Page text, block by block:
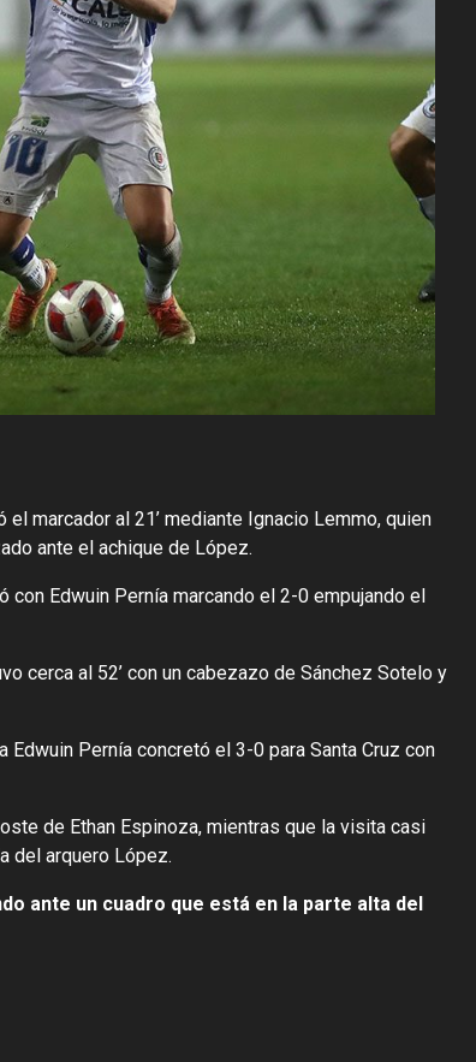
marcador al 21’ mediante Ignacio Lemmo, quien
ante el achique de López.
Edwuin Pernía marcando el 2-0 empujando el
cerca al 52’ con un cabezazo de Sánchez Sotelo y
Pernía concretó el 3-0 para Santa Cruz con
de Ethan Espinoza, mientras que la visita casi
del arquero López.
ante un cuadro que está en la parte alta del